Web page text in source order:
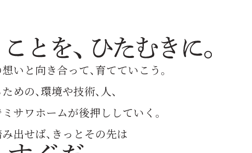
いと向き合って、育てていこう。
めの、環境や技術、人、
サワホームが後押ししていく。
出せば、きっとその先は